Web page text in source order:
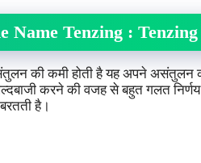
Name Tenzing :
की कमी होती है यह अपने असंतुलन
करने की वजह से बहुत गलत
है।